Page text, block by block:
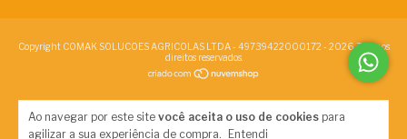
Ao navegar por este site você aceita o uso de cookies para
agilizar a sua experiência de compra.
Entendi
Copyright COMAK SOLUCOES AGRICOLAS LTDA - 49739422000172 - 2026. Todos os
direitos reservados.